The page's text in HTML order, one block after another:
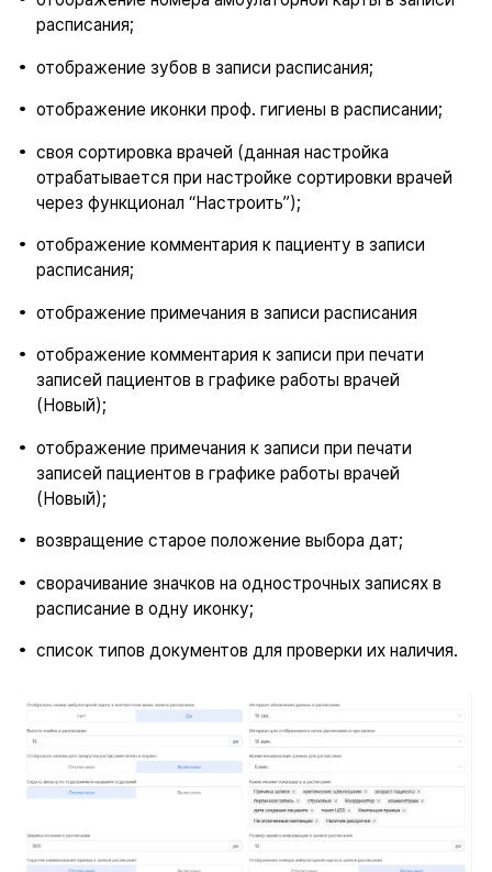
расписания;
отображение зубов в записи расписания;
отображение иконки проф. гигиены в расписании;
своя сортировка врачей (данная настройка
отрабатывается при настройке сортировки врачей
через функционал “Настроить”);
отображение комментария к пациенту в записи
расписания;
отображение примечания в записи расписания
отображение комментария к записи при печати
записей пациентов в графике работы врачей
(Новый);
отображение примечания к записи при печати
записей пациентов в графике работы врачей
(Новый);
возвращение старое положение выбора дат;
сворачивание значков на однострочных записях в
расписание в одну иконку;
список типов документов для проверки их наличия.